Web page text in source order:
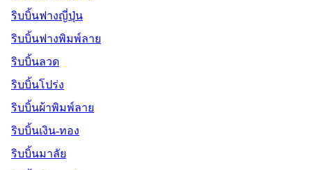
ริบบิ้นฟางญี่ปุ่น
ริบบิ้นฟางพิมพ์ลาย
ริบบิ้นลวด
ริบบิ้นโปร่ง
ริบบิ้นผ้าพิมพ์ลาย
ริบบิ้นเงิน-ทอง
ริบบิ้นมาลัย